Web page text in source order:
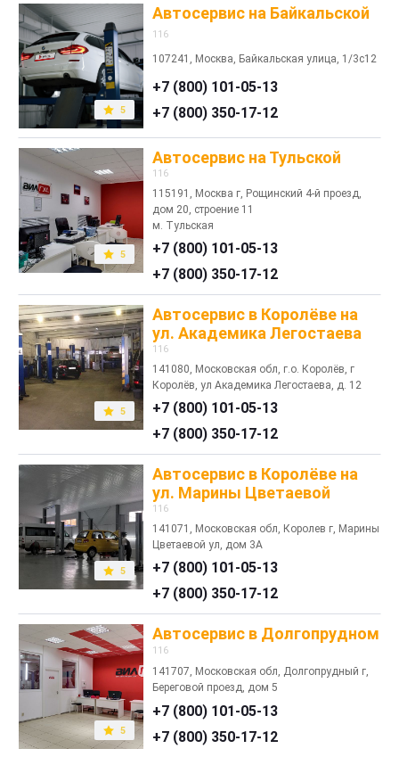
5
Автосервис на Байкальской
116
107241, Москва, Байкальская улица, 1/3с12
+7 (800) 101-05-13
+7 (800) 350-17-12
5
Автосервис на Тульской
116
115191, Москва г, Рощинский 4-й проезд,
дом 20, строение 11
м. Тульская
+7 (800) 101-05-13
+7 (800) 350-17-12
5
Автосервис в Королёве на
ул. Академика Легостаева
116
141080, Московская обл, г.о. Королёв, г
Королёв, ул Академика Легостаева, д. 12
+7 (800) 101-05-13
+7 (800) 350-17-12
5
Автосервис в Королёве на
ул. Марины Цветаевой
116
141071, Московская обл, Королев г, Марины
Цветаевой ул, дом 3А
+7 (800) 101-05-13
+7 (800) 350-17-12
5
Автосервис в Долгопрудном
116
141707, Московская обл, Долгопрудный г,
Береговой проезд, дом 5
+7 (800) 101-05-13
+7 (800) 350-17-12